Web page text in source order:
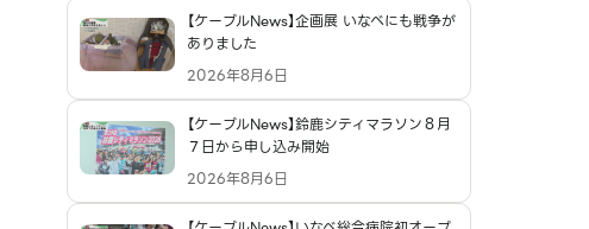
【ケーブルNews】企画展 いなべにも戦争が
ありました
2026年8月6日
【ケーブルNews】鈴鹿シティマラソン８月
７日から申し込み開始
2026年8月6日